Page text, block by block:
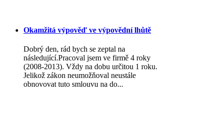
Okamžitá výpověď ve výpovědní lhůtě
Dobrý den, rád bych se zeptal na
následující.Pracoval jsem ve firmě 4 roky
(2008-2013). Vždy na dobu určitou 1 roku.
Jelikož zákon neumožňoval neustále
obnovovat tuto smlouvu na do...